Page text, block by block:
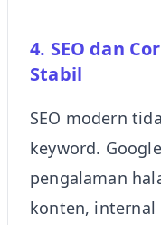
4. SEO dan
Stabil
SEO modern
keyword.
pengalaman
konten, internal